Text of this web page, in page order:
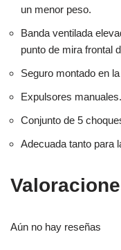
un menor peso.
Banda ventilada
punto de mira frontal
Seguro montado en
Expulsores manuales.
Conjunto de 5
Adecuada tanto para
Aún no hay reseñas